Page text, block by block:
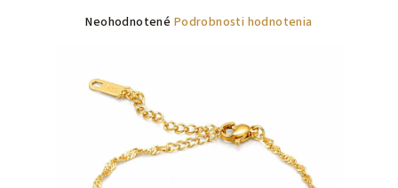
Priemerné
je
0,0
hviezdičiek.
Neohodnotené Podrobnosti hodnotenia